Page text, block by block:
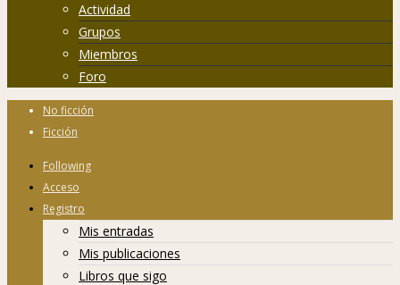
Actividad
Grupos
Miembros
Foro
No ficción
Ficción
Following
Acceso
Registro
Mis entradas
Mis publicaciones
Libros que sigo